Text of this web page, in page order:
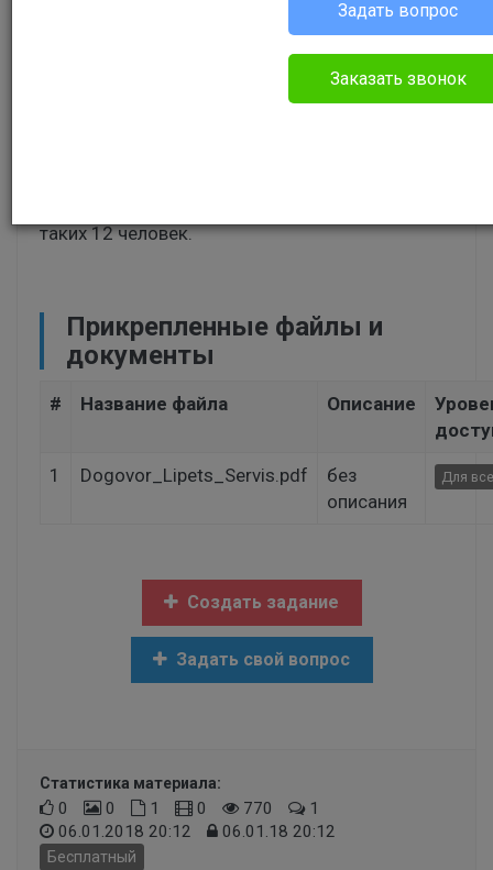
таких 12 человек.
Прикрепленные файлы и
документы
# Название файла Описание
1 Dogovor_Lipets_Servis.pdf
без
описания
Для
Создать задание
Задать свой вопрос
Статистика материала:
0 0 1 0 770
1
06.01.2018 20:12
06.01.18 20:12
Бесплатный
Задать вопрос
Заказать звонок